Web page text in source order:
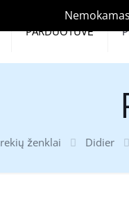
PARDUOTUVĖ
ženklai Didier